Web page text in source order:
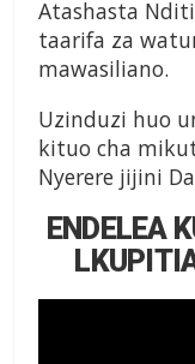
Atashasta
taarifa za
mawasiliano.
Uzinduzi huo
kituo cha
Nyerere jijini
ENDELEA